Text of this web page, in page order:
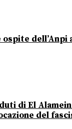
dell’Anpi
di El Alamein
del